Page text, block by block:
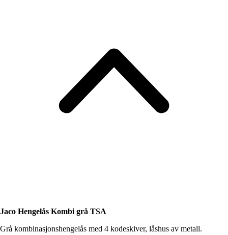
Jaco Hengelås Kombi grå TSA
Grå kombinasjonshengelås med 4 kodeskiver, låshus av metall.